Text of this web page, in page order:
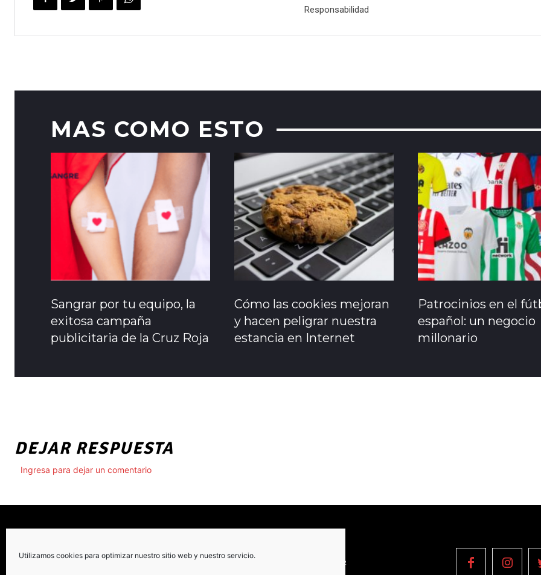
Utilizamos cookies para optimizar nuestro sitio web y nuestro servicio.
Responsabilidad
MAS COMO ESTO
Sangrar por tu equipo, la
exitosa campaña
publicitaria de la Cruz Roja
Cómo las cookies mejoran
y hacen peligrar nuestra
estancia en Internet
Patrocinios en el
español: un negocio
millonario
DEJAR RESPUESTA
Ingresa para dejar un comentario
COPYRIGHT © 2022